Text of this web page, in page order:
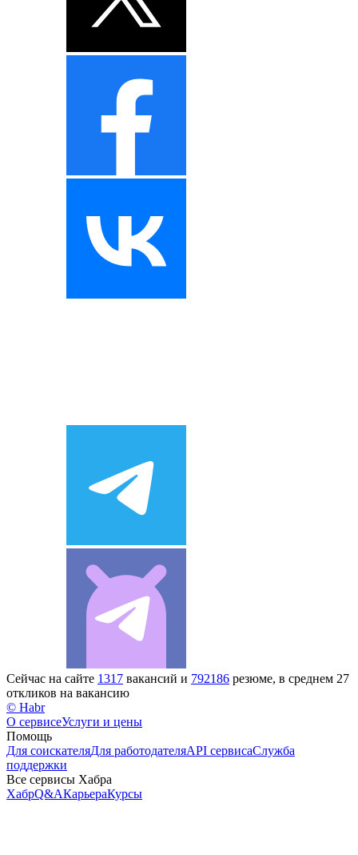
Сейчас на сайте 1317 вакансий и 792186 резюме, в среднем 27
откликов на вакансию
© Habr
О сервисеУслуги и цены
Помощь
Для соискателяДля работодателяAPI сервисаСлужба
поддержки
Все сервисы Хабра
ХабрQ&AКарьераКурсы